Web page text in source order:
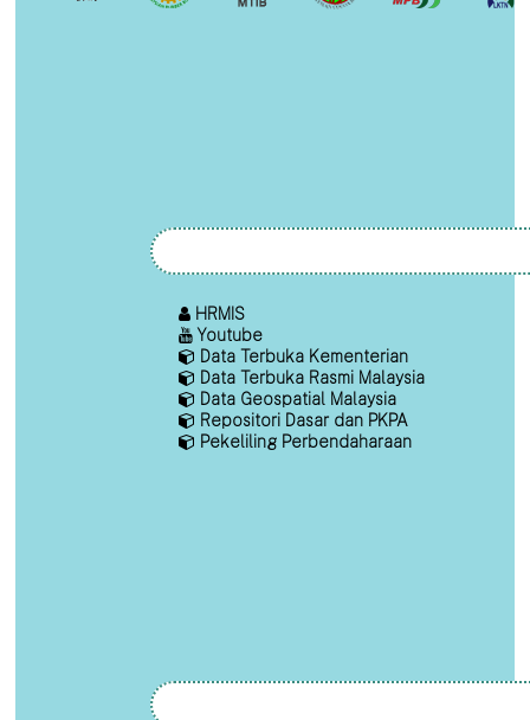
HRMIS
Youtube
Data Terbuka Kementerian
Data Terbuka Rasmi Malaysia
Data Geospatial Malaysia
Repositori Dasar dan PKPA
Pekeliling Perbendaharaan